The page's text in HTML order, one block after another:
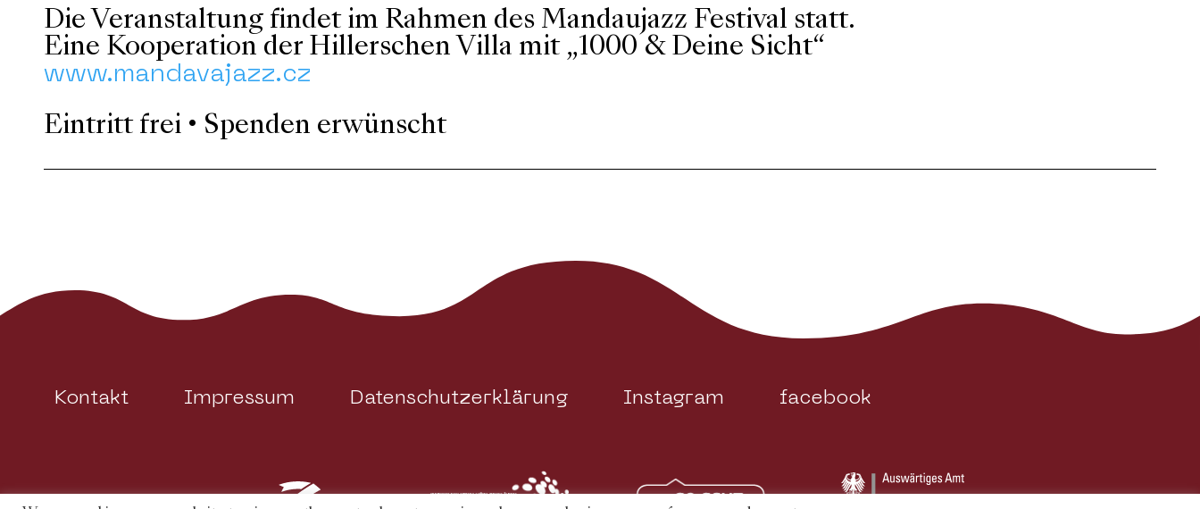
Die Veranstaltung findet im Rahmen des Mandaujazz Festival statt.
Eine Kooperation der Hillerschen Villa mit „1000 & Deine Sicht“
www.mandavajazz.cz
Eintritt frei • Spenden erwünscht
Kontakt Impressum Datenschutzerklärung Instagram facebook